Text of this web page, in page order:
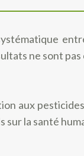
ne sont
aux
la santé